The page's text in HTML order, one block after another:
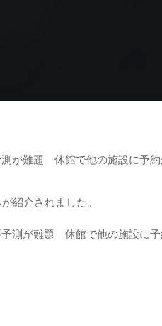
が難題 休館で他の施設に予
紹介されました。
測が難題 休館で他の施設に